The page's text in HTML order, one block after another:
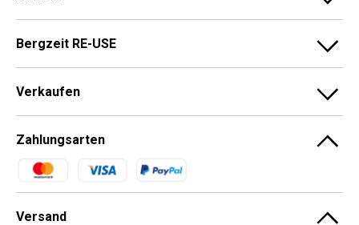
Bergzeit RE-USE
Verkaufen
Zahlungsarten
Zahlungsmethoden
Versand